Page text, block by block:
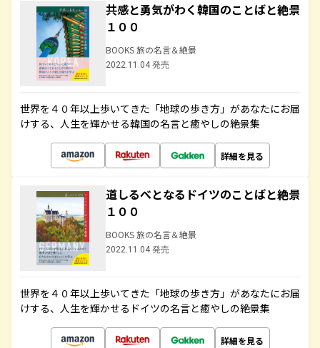
共感と勇気がわく韓国のことばと絶景
１００
BOOKS 旅の名言＆絶景
2022.11.04 発売
世界を４０年以上歩いてきた「地球の歩き方」があなたにお届
けする、人生を輝かせる韓国の名言と癒やしの絶景集
詳細を見る
道しるべとなるドイツのことばと絶景
１００
BOOKS 旅の名言＆絶景
2022.11.04 発売
世界を４０年以上歩いてきた「地球の歩き方」があなたにお届
けする、人生を輝かせるドイツの名言と癒やしの絶景集
詳細を見る